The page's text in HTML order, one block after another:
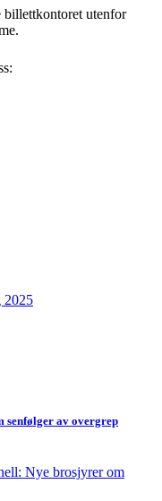
billettkontoret utenfor
2025
senfølger av overgrep
Nye brosjyrer om